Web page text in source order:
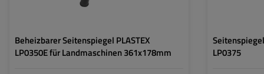
Beheizbarer Seitenspiegel PLASTEX
LP0350E für Landmaschinen 361x178mm
LP0375